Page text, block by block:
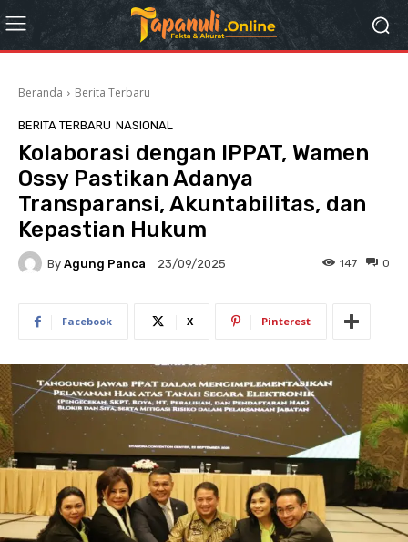
Beranda Berita Terbaru
BERITA TERBARU NASIONAL
Kolaborasi dengan IPPAT, Wamen
Ossy Pastikan Adanya
Transparansi, Akuntabilitas, dan
Kepastian Hukum
By Agung Panca 23/09/2025 0
147
Facebook X Pinterest